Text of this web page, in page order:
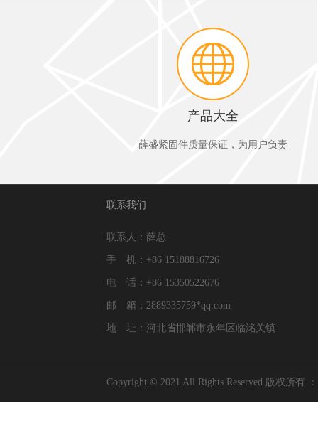
产品大全
薛盛紧固件质量保证，为用户负责
联系我们
联系人：薛总
手 机：+86 15188816726
电 话：+86 15350522676
邮 箱：2889335759*qq.com
地 址：河北省邯郸市永年区临洺关镇
Copyright © 2021 All Rights Reserved 版权所